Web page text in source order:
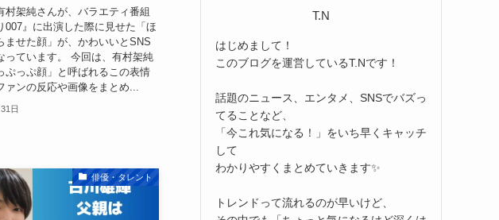
村架純さんが、バラエティ番組
007』に出演した際に見せた「ほ
ませた顔」が、かわいいとSNS
っています。 今回は、有村架純
ぷっぷ顔」と呼ばれるこの表情
ァンの反応や画像をまとめ...
日
俳優・タレント
T.N
はじめまして！
このブログを運営しているT.Nです！
話題のニュース、エンタメ、SNSでバズっ
てることなど、
「今これ気になる！」をいち早くキャッチ
して
わかりやすくまとめていきます✨
トレンドって流れるのが早いけど、